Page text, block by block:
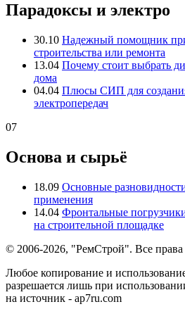
Парадоксы и электро
30.10 Надежный помощник
строительства или ремонта
13.04 Почему стоит выбрать
дома
04.04 Плюсы СИП для
электропередач
07
Основа и сырьё
18.09 Основные
применения
14.04 Фронтальные
на строительной площадке
© 2006-2026, "РемСтрой". Все
Любое копирование и
разрешается лишь при
на источник - ap7ru.com